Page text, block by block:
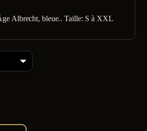
Albrecht, bleue.. Taille: S à XXL